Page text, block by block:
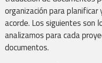
organización para
acorde. Los siguientes son
analizamos para cada
documentos.